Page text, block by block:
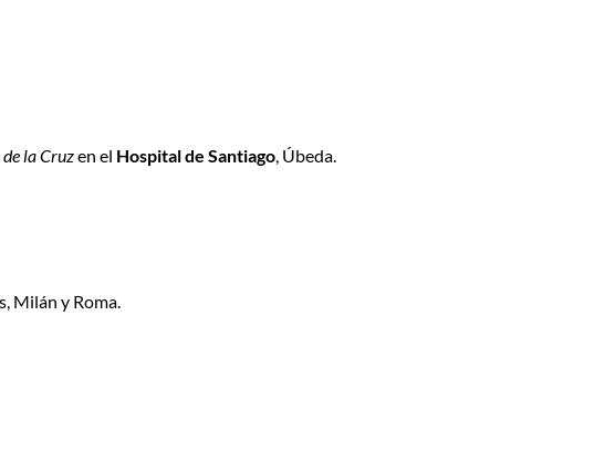
la Cruzen el Hospital de Santiago, Úbeda.
Milán y Roma.